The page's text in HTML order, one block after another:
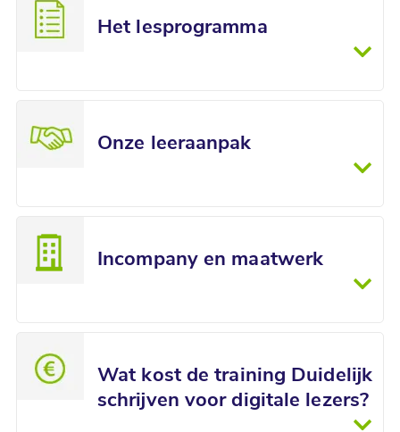
Het lesprogramma
Onze leeraanpak
Incompany en maatwerk
Wat kost de training Duidelijk
schrijven voor digitale lezers?